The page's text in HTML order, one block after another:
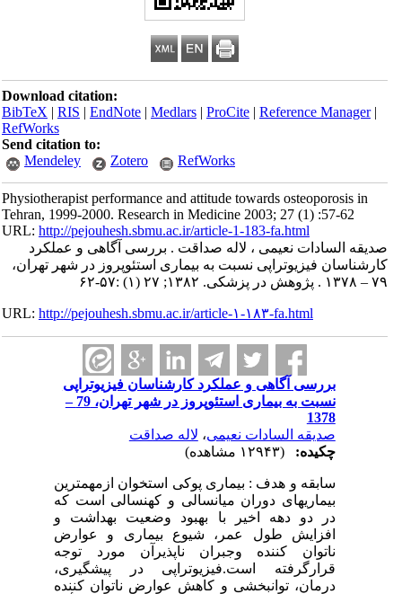
Download citation:
BibTeX|RIS|EndNote|Medlars|ProCite|Reference Manager
RefWorks
Send citation to:
Mendeley
Zotero RefWorks
Physiotherapist performance and attitude towards osteoporosis in
Tehran, 1999-2000. Research in Medicine 2003; 27 (1) :57-62
URL:http://pejouhesh.sbmu.ac.ir/article-1-183-fa.html
صدیقه السادات نعیمی ، لاله صداقت . بررسی آگاهی و عملکرد
کارشناسان فیزیوتراپی نسبت به بیماری استئوپروز در شهر تهران،
۷۹ – ۱۳۷۸ . پژوهش در پزشکی. ۱۳۸۲; ۲۷ (۱) :۵۷-۶۲
URL:http://pejouhesh.sbmu.ac.ir/article-۱-۱۸۳-fa.html
بررسی آگاهی و عملکرد کارشناسان فیزیوتراپی
نسبت به بیماری استئوپروز در شهر تهران، 79 –
1378
صدیقه السادات نعیمی،لاله صداقت
چکیده:
سابقه و هدف : بیماری پوکی استخوان ازمهمترین
بیماریهای دوران میانسالی و کهنسالی است که
در دو دهه اخیر با بهبود وضعیت بهداشت و
افزایش طول عمر، شیوع بیماری و عوارض
ناتوان کننده وجبران ناپذیرآن مورد توجه
قرارگرفته است.فیزیوتراپی در پیشگیری،
درمان، توانبخشی و کاهش عوارض ناتوان کننده